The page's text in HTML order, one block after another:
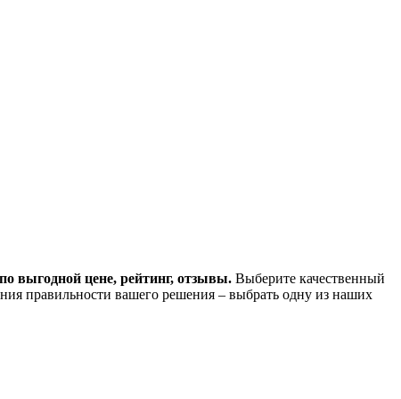
выгодной цене, рейтинг, отзывы. Выберите качественный
правильности вашего решения – выбрать одну из наших